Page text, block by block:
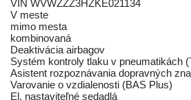
VIN WVWZZZ3HZKE021134
V meste
mimo mesta
kombinovaná
Deaktivácia airbagov
Systém kontroly tlaku v pneumatikách
Asistent rozpoznávania dopravných
Varovanie o vzdialenosti (BAS Plus)
El. nastaviteľné sedadlá